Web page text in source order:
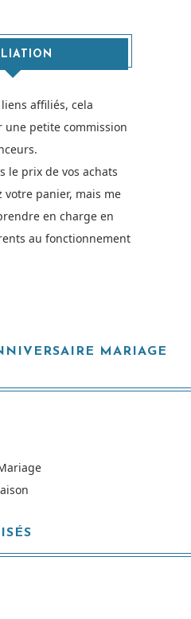
affiliés, cela
une petite commission
le prix de vos achats
votre panier, mais me
en charge en
au fonctionnement
MARIAGE